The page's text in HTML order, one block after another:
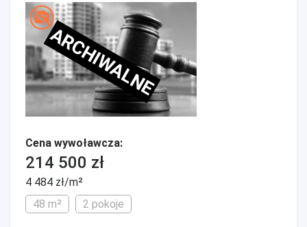
ARCHIWALNE
Cena wywoławcza:
214 500 zł
4 484 zł/m²
48 m²
2 pokoje